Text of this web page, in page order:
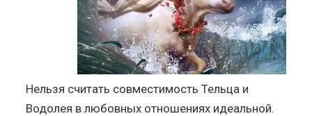
Нельзя считать совместимость Тельца и
Водолея в любовных отношениях идеальной.